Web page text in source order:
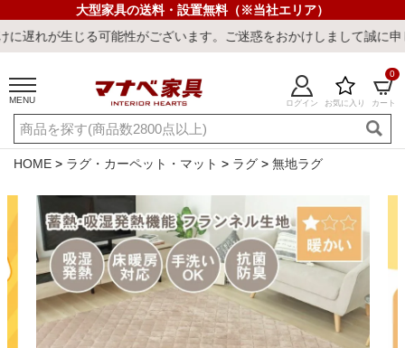
大型家具の送料・設置無料（※当社エリア）
可能性がございます。ご迷惑をおかけしまして誠に申し訳ございま
MENU ログイン お気に入り カート
0
ご利用ガイド 新規会員登録
店舗一覧 閲覧履歴
キーワード・商品番号で探す
HOME ラグ・カーペット・マット ラグ 無地ラグ